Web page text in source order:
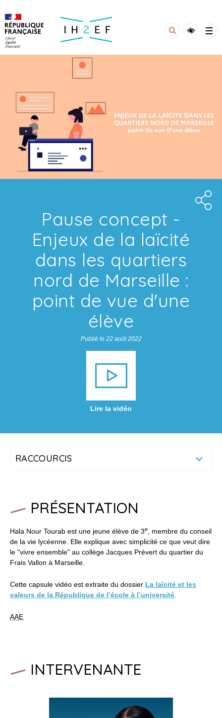
Pause concept -
Enjeux de la laïcité
dans les quartiers
nord de Marseille :
point de vue d'une
élève
Publié le 22 août 2022
Lire la vidéo
RACCOURCIS
PRÉSENTATION
Hala Nour Tourab est une jeune élève de 3e
, membre du conseil
de la vie lycéenne. Elle explique avec simplicité ce que veut dire
le "vivre ensemble" au collège Jacques Prévert du quartier du
Frais Vallon à Marseille.
Cette capsule vidéo est extraite du dossier La laïcité et les
valeurs de la République de l’école à l’université
AAE
INTERVENANTE